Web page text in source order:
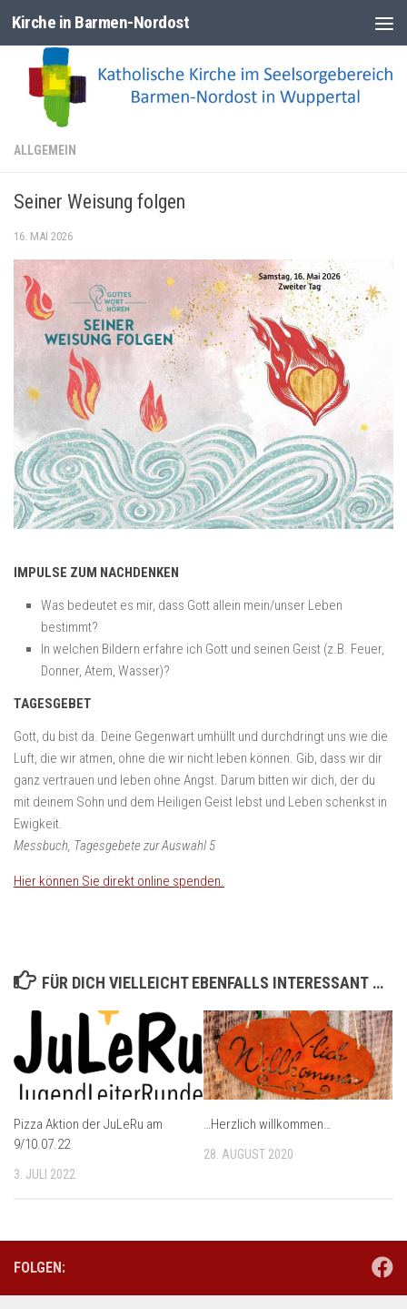
Zum Inhalt springen
Kirche in Barmen-Nordost
ALLGEMEIN
Seiner Weisung folgen
16. MAI 2026
IMPULSE ZUM NACHDENKEN
Was bedeutet es mir, dass Gott allein mein/unser Leben
bestimmt?
In welchen Bildern erfahre ich Gott und seinen Geist (z.B. Feuer,
Donner, Atem, Wasser)?
TAGESGEBET
Gott, du bist da. Deine Gegenwart umhüllt und durchdringt uns wie die
Luft, die wir atmen, ohne die wir nicht leben können. Gib, dass wir dir
ganz vertrauen und leben ohne Angst. Darum bitten wir dich, der du
mit deinem Sohn und dem Heiligen Geist lebst und Leben schenkst in
Ewigkeit.
Messbuch, Tagesgebete zur Auswahl 5
Hier können Sie direkt online spenden.
FÜR DICH VIELLEICHT EBENFALLS INTERESSANT …
Pizza Aktion der JuLeRu am
9/10.07.22
3. JULI 2022
…Herzlich willkommen…
28. AUGUST 2020
FOLGEN: